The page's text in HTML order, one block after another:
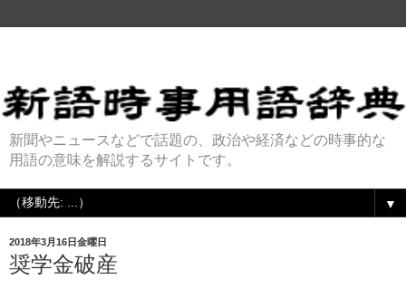
新聞やニュースなどで話題の、政治や経済などの時事的な
用語の意味を解説するサイトです。
▼
2018年3月16日金曜日
奨学金破産